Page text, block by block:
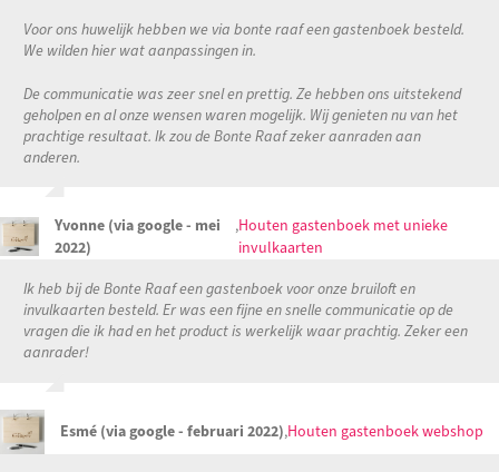
Voor ons huwelijk hebben we via bonte raaf een gastenboek besteld.
We wilden hier wat aanpassingen in.
De communicatie was zeer snel en prettig. Ze hebben ons uitstekend
geholpen en al onze wensen waren mogelijk. Wij genieten nu van het
prachtige resultaat. Ik zou de Bonte Raaf zeker aanraden aan
anderen.
Yvonne (via google - mei
2022)
,Houten gastenboek met unieke
invulkaarten
Ik heb bij de Bonte Raaf een gastenboek voor onze bruiloft en
invulkaarten besteld. Er was een fijne en snelle communicatie op de
vragen die ik had en het product is werkelijk waar prachtig. Zeker een
aanrader!
Esmé (via google - februari 2022),Houten gastenboek webshop